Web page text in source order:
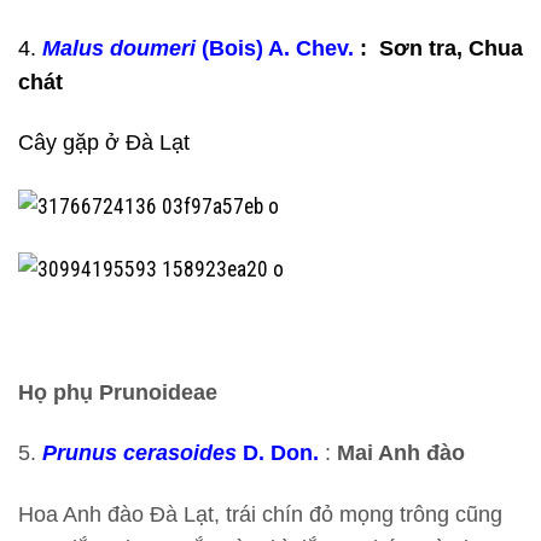
4. Malus doumeri(Bois) A. Chev. : Sơn tra, Chua
chát
Cây gặp ở Đà Lạt
Họ phụ Prunoideae
5. Prunus cerasoides D. Don. : Mai Anh đào
Hoa Anh đào Đà Lạt, trái chín đỏ mọng trông cũng